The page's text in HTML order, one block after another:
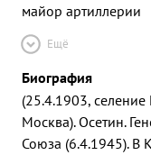
майор артиллерии
Ещё
Биография
(25.4.1903,
Москва). Осетин.
Союза (6.4.1945). В